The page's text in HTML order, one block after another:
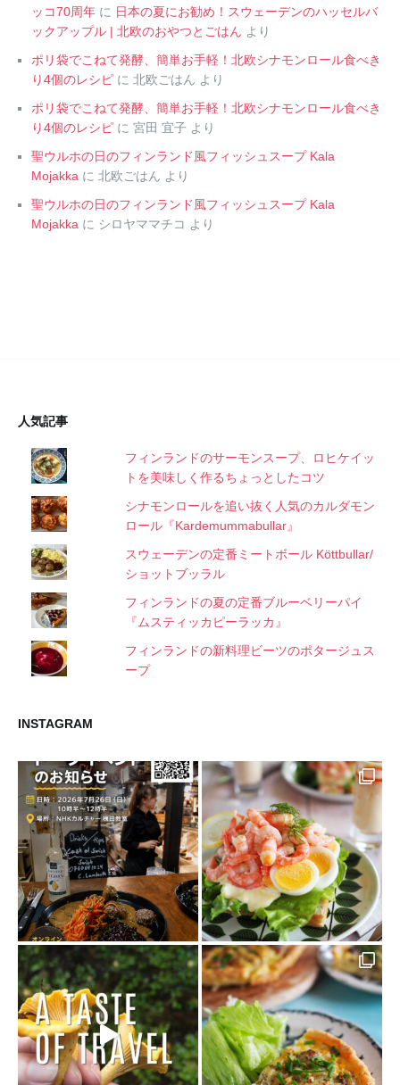
ッコ70周年 に 日本の夏にお勧め！スウェーデンのハッセルバ
ックアップル | 北欧のおやつとごはん より
ポリ袋でこねて発酵、簡単お手軽！北欧シナモンロール食べき
り4個のレシピ に 北欧ごはん より
ポリ袋でこねて発酵、簡単お手軽！北欧シナモンロール食べき
り4個のレシピ に 宮田 宜子 より
聖ウルホの日のフィンランド風フィッシュスープ Kala
Mojakka に 北欧ごはん より
聖ウルホの日のフィンランド風フィッシュスープ Kala
Mojakka に シロヤママチコ より
人気記事
フィンランドのサーモンスープ、ロヒケイッ
トを美味しく作るちょっとしたコツ
シナモンロールを追い抜く人気のカルダモン
ロール『Kardemummabullar』
スウェーデンの定番ミートボール Köttbullar/
ショットブッラル
フィンランドの夏の定番ブルーベリーパイ
『ムスティッカピーラッカ』
フィンランドの新料理ビーツのポタージュス
ープ
INSTAGRAM